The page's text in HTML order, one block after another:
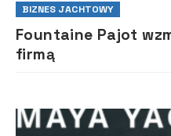
BIZNES JACHTOWY
Fountaine Pajot
firmą